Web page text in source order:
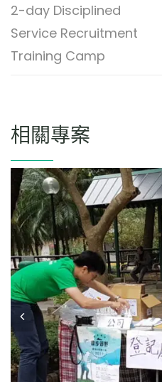
2-day Disciplined
Service Recruitment
Training Camp
相關專案